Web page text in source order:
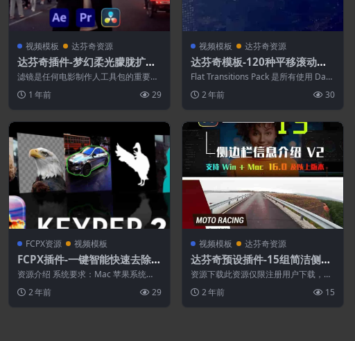
视频模板 达芬奇资源
达芬奇插件-梦幻柔光朦胧扩散
特效 FilmConvert Hazy V1.
0.1Win
滤镜是任何电影制作人工具包的重要组
在后期...
1 年前 29
视频模板 达芬奇资源
达芬奇模板-120种平移滚动旋
转扭曲拉伸缩放转场预设 Flat
Transitions
Flat Transitions Pack 是所有使用 Davi
2 年前 30
FCPX资源 视频模板
FCPX插件-一键智能快速去除背
景抠像工具
资源介绍 系统要求：Mac 苹果系统
t... 2 年前 29
视频模板 达芬奇资源
达芬奇预设插件-15组简洁侧边
栏信息介绍
资源下载此资源仅限注册用户下载，请
永久更新资...
2 年前 15